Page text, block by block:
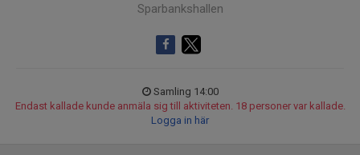
Sparbankshallen
Samling 14:00
Endast kallade kunde anmäla sig till aktiviteten. 18 personer var kallade.
Logga in här